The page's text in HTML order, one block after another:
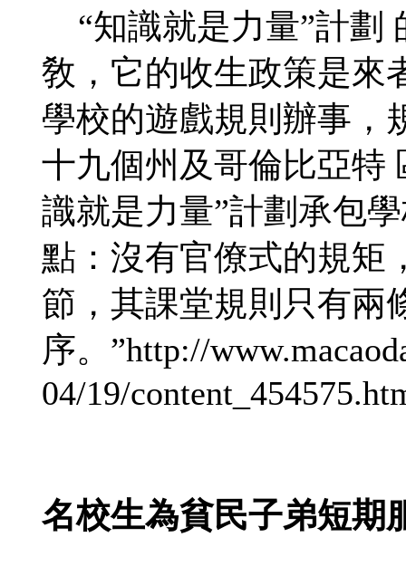
“知識就是力量”計劃
敎，它的收生政策是來
學校的遊戲規則辦事，
十九個州及哥倫比亞特
識就是力量”計劃承包
點：沒有官僚式的規矩
節，其課堂規則只有兩
序。”http://
04/19/
名校生為貧民子弟短期